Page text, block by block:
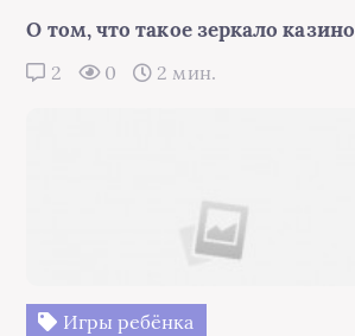
О том, что такое зеркало казино
2 0 2 мин.
Игры ребёнка